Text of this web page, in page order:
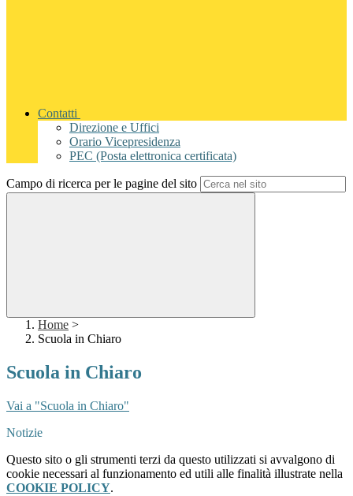
Contatti
Direzione e Uffici
Orario Vicepresidenza
PEC (Posta elettronica certificata)
Campo di ricerca per le pagine del sito
Home >
Scuola in Chiaro
Scuola in Chiaro
Vai a "Scuola in Chiaro"
Notizie
Questo sito o gli strumenti terzi da questo utilizzati si avvalgono di
cookie necessari al funzionamento ed utili alle finalità illustrate nella
COOKIE POLICY.